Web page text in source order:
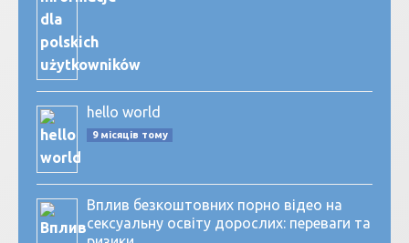
hello world
9 місяців тому
Вплив безкоштовних порно відео на
сексуальну освіту дорослих: переваги та